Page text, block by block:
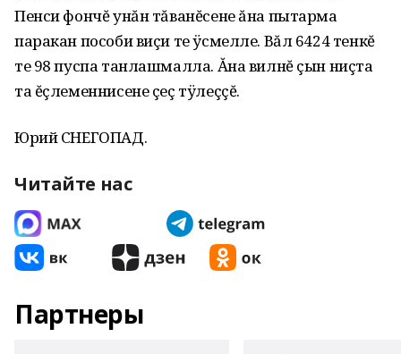
Пенси фончĕ унăн тăванĕсене ăна пытарма
паракан пособи виçи те ÿсмелле. Вăл 6424 тенкĕ
те 98 пуспа танлашмалла. Ăна вилнĕ çын ниçта
та ĕçлеменнисене çеç тÿлеççĕ.
Юрий СНЕГОПАД.
Читайте нас
Партнеры